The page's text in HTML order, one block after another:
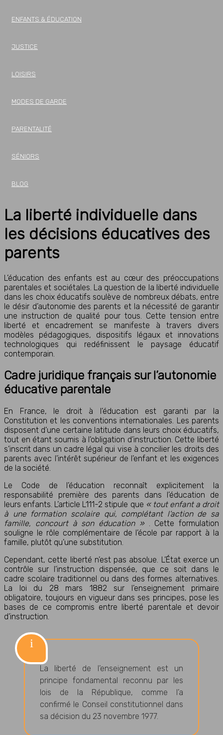
ENFANTS & ÉDUCATION
JUSTICE
LOISIRS
MODES DE GARDE
PARENTALITÉ
SÉNIORS
BLOG
La liberté individuelle dans
les décisions éducatives des
parents
L’éducation des enfants est au cœur des préoccupations
parentales et sociétales. La question de la liberté individuelle
dans les choix éducatifs soulève de nombreux débats, entre
le désir d’autonomie des parents et la nécessité de garantir
une instruction de qualité pour tous. Cette tension entre
liberté et encadrement se manifeste à travers divers
modèles pédagogiques, dispositifs légaux et innovations
technologiques qui redéfinissent le paysage éducatif
contemporain.
Cadre juridique français sur l’autonomie
éducative parentale
En France, le droit à l’éducation est garanti par la
Constitution et les conventions internationales. Les parents
disposent d’une certaine latitude dans leurs choix éducatifs,
tout en étant soumis à l’obligation d’instruction. Cette liberté
s’inscrit dans un cadre légal qui vise à concilier les droits des
parents avec l’intérêt supérieur de l’enfant et les exigences
de la société.
Le Code de l’éducation reconnaît explicitement la
responsabilité première des parents dans l’éducation de
leurs enfants. L’article L111-2 stipule que « tout enfant a droit
à une formation scolaire qui, complétant l’action de sa
famille, concourt à son éducation »
. Cette formulation
souligne le rôle complémentaire de l’école par rapport à la
famille, plutôt qu’une substitution.
Cependant, cette liberté n’est pas absolue. L’État exerce un
contrôle sur l’instruction dispensée, que ce soit dans le
cadre scolaire traditionnel ou dans des formes alternatives.
La loi du 28 mars 1882 sur l’enseignement primaire
obligatoire, toujours en vigueur dans ses principes, pose les
bases de ce compromis entre liberté parentale et devoir
d’instruction.
La liberté de l’enseignement est un
principe fondamental reconnu par les
lois de la République, comme l’a
confirmé le Conseil constitutionnel dans
sa décision du 23 novembre 1977.